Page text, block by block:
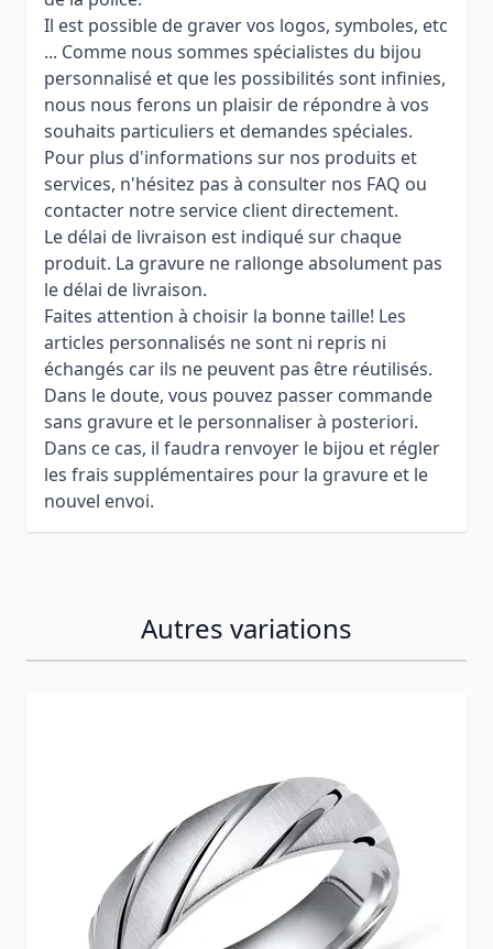
Il est possible de graver vos logos, symboles, etc
... Comme nous sommes spécialistes du bijou
personnalisé et que les possibilités sont infinies,
nous nous ferons un plaisir de répondre à vos
souhaits particuliers et demandes spéciales.
Pour plus d'informations sur nos produits et
services, n'hésitez pas à consulter nos FAQ ou
contacter notre service client directement.
Le délai de livraison est indiqué sur chaque
produit. La gravure ne rallonge absolument pas
le délai de livraison.
Faites attention à choisir la bonne taille! Les
articles personnalisés ne sont ni repris ni
échangés car ils ne peuvent pas être réutilisés.
Dans le doute, vous pouvez passer commande
sans gravure et le personnaliser à posteriori.
Dans ce cas, il faudra renvoyer le bijou et régler
les frais supplémentaires pour la gravure et le
nouvel envoi.
Autres variations